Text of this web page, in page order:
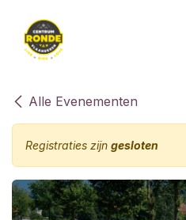
Alle Evenementen
Registraties zijn gesloten